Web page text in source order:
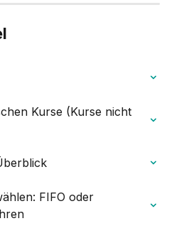
Kurse (Kurse nicht
FIFO oder